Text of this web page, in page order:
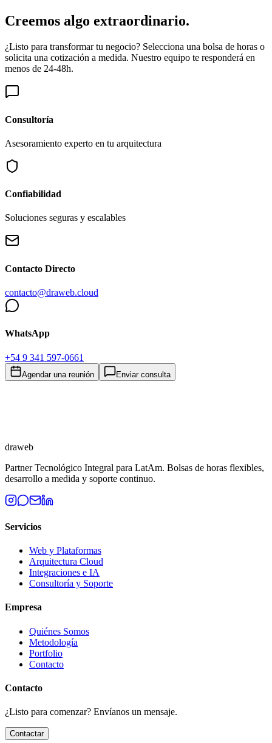
Creemos algo extraordinario.
¿Listo para transformar tu negocio? Selecciona una bolsa de horas o
solicita una cotización a medida. Nuestro equipo te responderá en
menos de 24-48h.
Consultoría
Asesoramiento experto en tu arquitectura
Confiabilidad
Soluciones seguras y escalables
Contacto Directo
contacto@draweb.cloud
WhatsApp
+54 9 341 597-0661
Agendar una reunión Enviar consulta
draweb
Partner Tecnológico Integral para LatAm. Bolsas de horas flexibles,
desarrollo a medida y soporte continuo.
Servicios
Web y Plataformas
Arquitectura Cloud
Integraciones e IA
Consultoría y Soporte
Empresa
Quiénes Somos
Metodología
Portfolio
Contacto
Contacto
¿Listo para comenzar? Envíanos un mensaje.
Contactar